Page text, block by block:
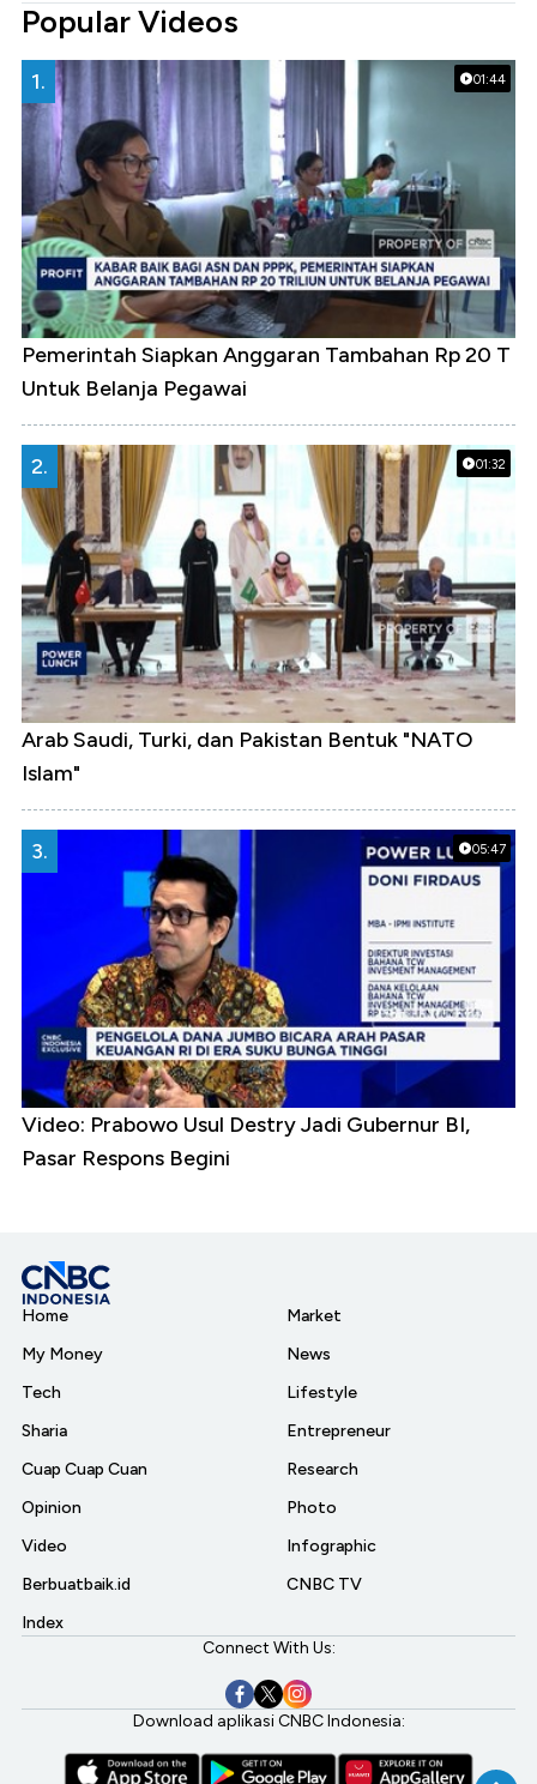
Popular Videos
01:44
1.
Pemerintah Siapkan Anggaran Tambahan Rp 20 T
Untuk Belanja Pegawai
01:32
2.
Arab Saudi, Turki, dan Pakistan Bentuk "NATO
Islam"
05:47
3.
Video: Prabowo Usul Destry Jadi Gubernur BI,
Pasar Respons Begini
Home
My Money
Tech
Sharia
Cuap Cuap Cuan
Opinion
Video
Berbuatbaik.id
Index
Market
News
Lifestyle
Entrepreneur
Research
Photo
Infographic
CNBC TV
Connect With Us:
Download aplikasi CNBC Indonesia: